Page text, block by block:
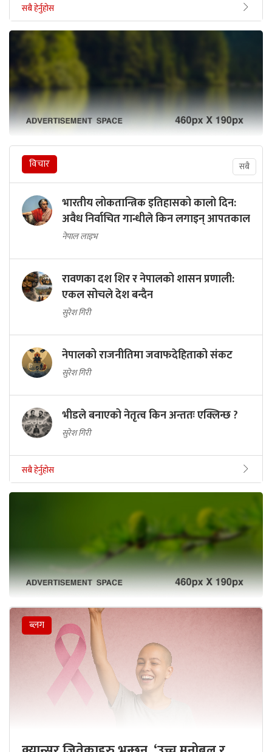
सबै हेर्नुहोस
विचार सबै
भारतीय लोकतान्त्रिक इतिहासको कालो दिन:
अवैध निर्वाचित गान्धीले किन लगाइन् आपतकाल
नेपाल लाइभ
रावणका दश शिर र नेपालको शासन प्रणाली:
एकल सोचले देश बन्दैन
सुरेश गिरी
नेपालको राजनीतिमा जवाफदेहिताको संकट
सुरेश गिरी
भीडले बनाएको नेतृत्व किन अन्ततः एक्लिन्छ ?
सुरेश गिरी
सबै हेर्नुहोस
ब्लग